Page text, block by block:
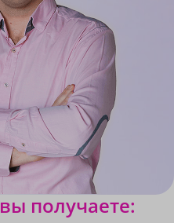
вы получаете: